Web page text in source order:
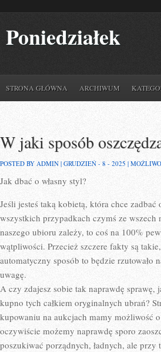
Poniedziałek
STRONA GŁÓWNA ARCHIWUM
W jaki sposób
POSTED BY ADMIN | GRUDZIEŃ - 8 - 2025 |
Jak dbać o własny styl?
Jeśli jesteś taką kobietą, która chce
wszystkich przypadkach czymś ze
naszego ubioru zależy, to coś na 100%
wątpliwości. Przecież szczere fakty są
automatyczny sposób to będzie rzutowało
uwagę.
A czy zdajesz sobie tak naprawdę
kupno tych całkiem oryginalnych ubrań?
kupowaniu na aukcjach mamy możliwość
oczywiście możemy naprawdę sporo
poszukiwać porządnych, ładnych, ale